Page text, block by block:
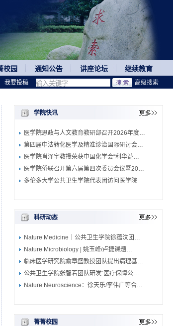
校园 通知公告 讲座论坛 继续教育
高级搜索
学院快讯
医学院思政与人文教育教研部召开2026年度…
第四届中法转化医学及精准诊治国际研讨会…
医学院肖泽宇教授荣获中国化学会“利华益…
医学院侨联召开第六届第四次委员会议暨20…
多伦多大学公共卫生学院代表团访问医学院
科研动态
Nature Medicine｜公共卫生学院徐蕴汶团…
Nature Microbiology | 姚玉峰/卢捷课题…
临床医学研究院俞章盛教授团队提出病理基…
公共卫生学院张智若团队研发“医疗保障公…
Nature Neuroscience：徐天乐/李伟广等合…
菁菁校园
我要投稿